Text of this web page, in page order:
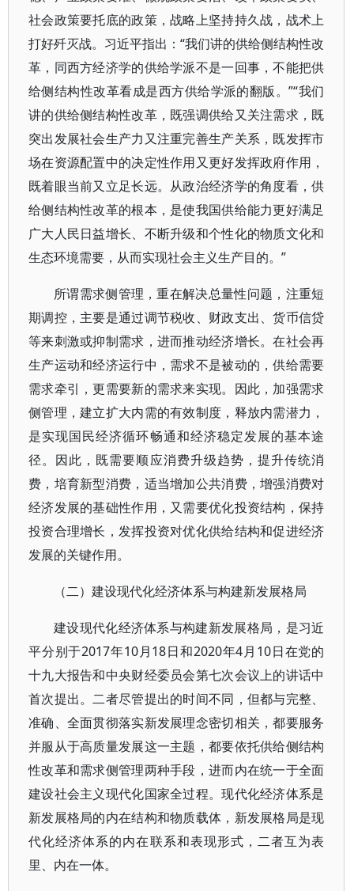
社会政策要托底的政策，战略上坚持持久战，战术上
打好歼灭战。习近平指出：“我们讲的供给侧结构性改
革，同西方经济学的供给学派不是一回事，不能把供
给侧结构性改革看成是西方供给学派的翻版。”“我们
讲的供给侧结构性改革，既强调供给又关注需求，既
突出发展社会生产力又注重完善生产关系，既发挥市
场在资源配置中的决定性作用又更好发挥政府作用，
既着眼当前又立足长远。从政治经济学的角度看，供
给侧结构性改革的根本，是使我国供给能力更好满足
广大人民日益增长、不断升级和个性化的物质文化和
生态环境需要，从而实现社会主义生产目的。”
所谓需求侧管理，重在解决总量性问题，注重短
期调控，主要是通过调节税收、财政支出、货币信贷
等来刺激或抑制需求，进而推动经济增长。在社会再
生产运动和经济运行中，需求不是被动的，供给需要
需求牵引，更需要新的需求来实现。因此，加强需求
侧管理，建立扩大内需的有效制度，释放内需潜力，
是实现国民经济循环畅通和经济稳定发展的基本途
径。因此，既需要顺应消费升级趋势，提升传统消
费，培育新型消费，适当增加公共消费，增强消费对
经济发展的基础性作用，又需要优化投资结构，保持
投资合理增长，发挥投资对优化供给结构和促进经济
发展的关键作用。
（二）建设现代化经济体系与构建新发展格局
建设现代化经济体系与构建新发展格局，是习近
平分别于2017年10月18日和2020年4月10日在党的
十九大报告和中央财经委员会第七次会议上的讲话中
首次提出。二者尽管提出的时间不同，但都与完整、
准确、全面贯彻落实新发展理念密切相关，都要服务
并服从于高质量发展这一主题，都要依托供给侧结构
性改革和需求侧管理两种手段，进而内在统一于全面
建设社会主义现代化国家全过程。现代化经济体系是
新发展格局的内在结构和物质载体，新发展格局是现
代化经济体系的内在联系和表现形式，二者互为表
里、内在一体。